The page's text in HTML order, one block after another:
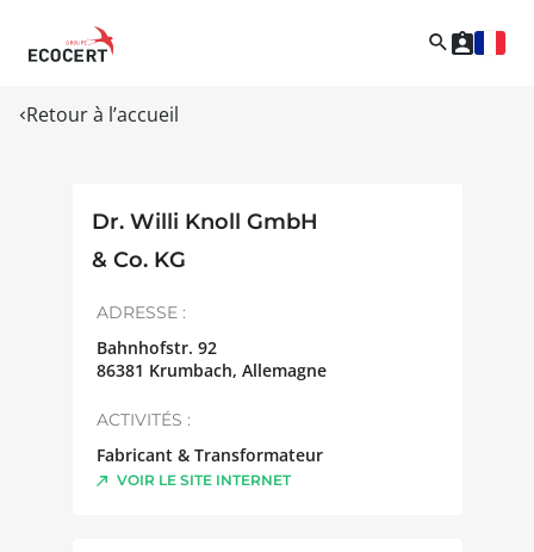
Retour à l’accueil
Dr. Willi Knoll GmbH
& Co. KG
ADRESSE :
Bahnhofstr. 92
86381 Krumbach, Allemagne
ACTIVITÉS :
Fabricant & Transformateur
VOIR LE SITE INTERNET